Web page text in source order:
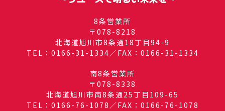
8条営業所
〒078-8218
北海道旭川市8条通18丁目94-9
TEL：0166-31-1334／FAX：0166-31-1334
南8条営業所
〒078-8338
北海道旭川市南8条通25丁目109-65
TEL：0166-76-1078／FAX：0166-76-1078